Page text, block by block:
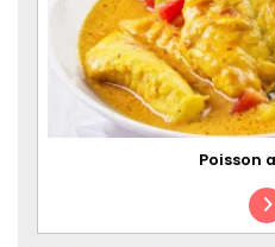
Poisson